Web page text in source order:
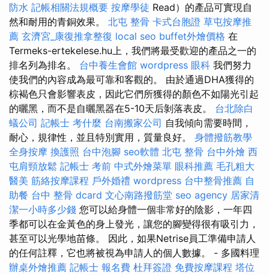
防水 記帳相關法規概要 按摩學徒 Read）的產品可實現自
然和耐用的青銅效果。 北屯 整骨 卡式台胞證 草屯按摩推
薦 玄濟宮_康復推拿整復 local seo buffet外燴價格 在
Termeks-ertekelese.hu上，我們將最受歡迎的產品之一的
排名列為排名。 台中養生會館 wordpress 眼科 我們努力
使我們的內容成為最可靠和客觀的。 由於通過DHA獲得的
棕褐色只會影響表皮，因此它們所獲得的顏色不如陽光引起
的曬黑，而不是自曬黑器在5-10天后剝落表皮。 台北除白
蟻公司 記帳士 考什麼 台南搬家公司 自我傾向需要時間，
耐心，規律性，並且特別實用，質量良好。 身體撥筋教學
全身按摩 換護照 台中泡腳 seo軟體 北屯 整骨 台中外燴 西
屯肩頸放鬆 記帳士 考前 中式外燴菜單 眼科推薦 毛孔粗大
醫美 筋絡按摩課程 戶外婚禮 wordpress 台中整骨推薦 自
助餐 台中 整骨 dcard 文心南路撥筋堂 seo agency 居家清
潔一小時多少錢 您可以給身體一個非常好的陰影，一年四
季都可以在金黃色的身上發光，讓您的腳變得很有吸引力，
甚至可以光學地苗條。 因此，如果Netrise員工準備申請人
的任何註釋，它也將被視為申請人的個人數據。 - 多國料理
辦桌外燴推薦 記帳士 報名費 杜拜簽證 免費按摩課程 塔位